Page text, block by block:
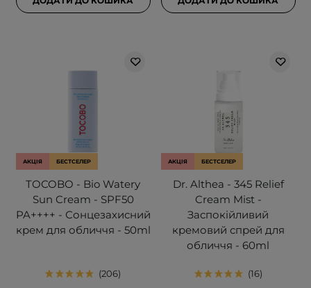
АКЦІЯ БЕСТСЕЛЕР
TOCOBO - Bio Watery
Sun Cream - SPF50
PA++++ - Сонцезахисний
крем для обличчя - 50ml
206
АКЦІЯ БЕСТСЕЛЕР
Dr. Althea - 345 Relief
Cream Mist -
Заспокійливий
кремовий спрей для
обличчя - 60ml
16